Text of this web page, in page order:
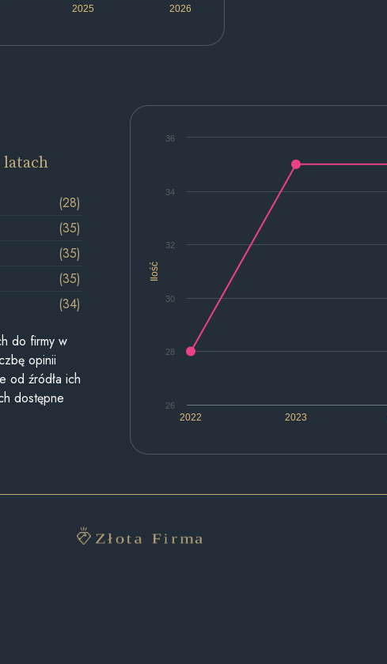
2025 2026
Ilość
2022 2023
26
28
30
32
34
36
latach
(28)
(35)
(35)
(35)
(34)
do firmy w
opinii
od źródła ich
dostępne